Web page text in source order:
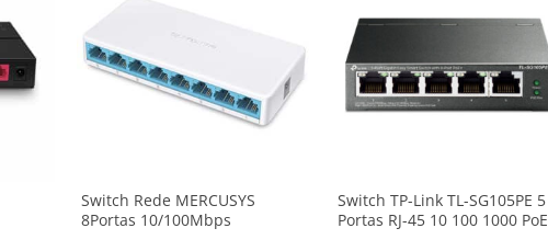
Switch Rede MERCUSYS
8Portas 10/100Mbps
Switch TP-Link TL-SG105PE 5
Portas RJ-45 10 100 1000 PoE